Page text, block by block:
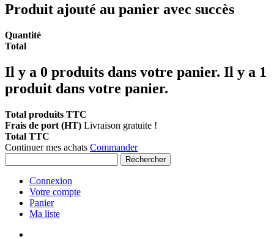
Produit ajouté au panier avec succès
Quantité
Total
Il y a 0 produits dans votre panier. Il y a 1
produit dans votre panier.
Total produits TTC
Frais de port (HT) Livraison gratuite !
Total TTC
Continuer mes achats Commander
Rechercher
Connexion
Votre compte
Panier
Ma liste